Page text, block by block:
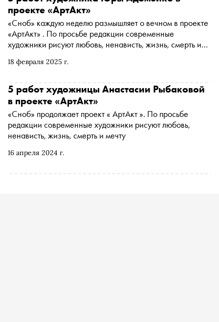
18 февраля 2025 г.
проекте «АртАкт»
«Сноб» каждую неделю размышляет о вечном в проекте
«АртАкт» . По просьбе редакции современные
художники рисуют любовь, ненависть, жизнь, смерть и
16 апреля 2024 г.
5 работ художницы Анастасии Рыбаковой
в проекте «АртАкт»
«Сноб» продолжает проект « АртАкт ». По просьбе
редакции современные художники рисуют любовь,
ненависть, жизнь, смерть и мечту